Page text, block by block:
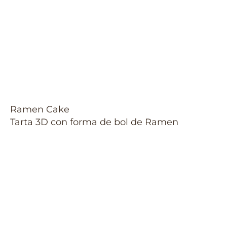
Ramen Cake
Tarta 3D con forma de bol de Ramen